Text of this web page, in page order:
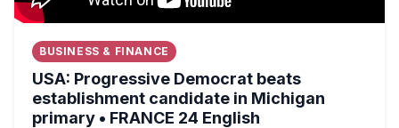
BUSINESS & FINANCE
USA: Progressive Democrat beats
establishment candidate in Michigan
primary • FRANCE 24 English